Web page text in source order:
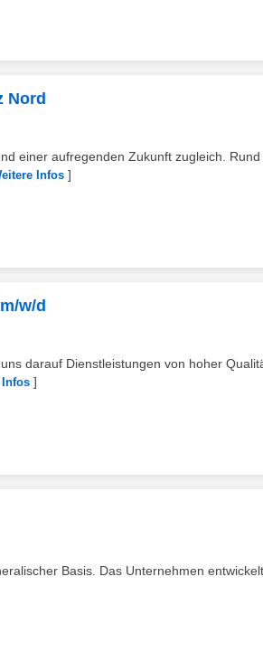
Nord
einer aufregenden Zukunft zugleich.
Infos ]
w/d
darauf Dienstleistungen von hoher
Infos ]
Basis. Das Unternehmen